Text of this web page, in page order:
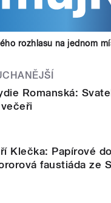
rozhlasu na jednom
Romanská:
Klečka: Papírové
faustiáda ze